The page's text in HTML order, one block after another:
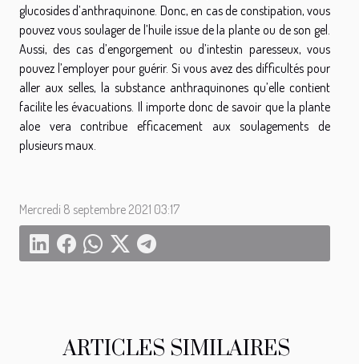
glucosides d’anthraquinone. Donc, en cas de constipation, vous
pouvez vous soulager de l’huile issue de la plante ou de son gel.
Aussi, des cas d’engorgement ou d’intestin paresseux, vous
pouvez l’employer pour guérir. Si vous avez des difficultés pour
aller aux selles, la substance anthraquinones qu’elle contient
facilite les évacuations. Il importe donc de savoir que la plante
aloe vera contribue efficacement aux soulagements de
plusieurs maux.
Mercredi 8 septembre 2021 03:17
ARTICLES SIMILAIRES